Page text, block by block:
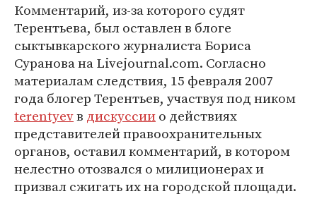
Комментарий, из-за которого судят
Терентьева, был оставлен в блоге
сыктывкарского журналиста Бориса
Суранова на Livejournal.com. Согласно
материалам следствия, 15 февраля 2007
года блогер Терентьев, участвуя под ником
terentyevв дискуссиио действиях
представителей правоохранительных
органов, оставил комментарий, в котором
нелестно отозвался о милиционерах и
призвал сжигать их на городской площади.